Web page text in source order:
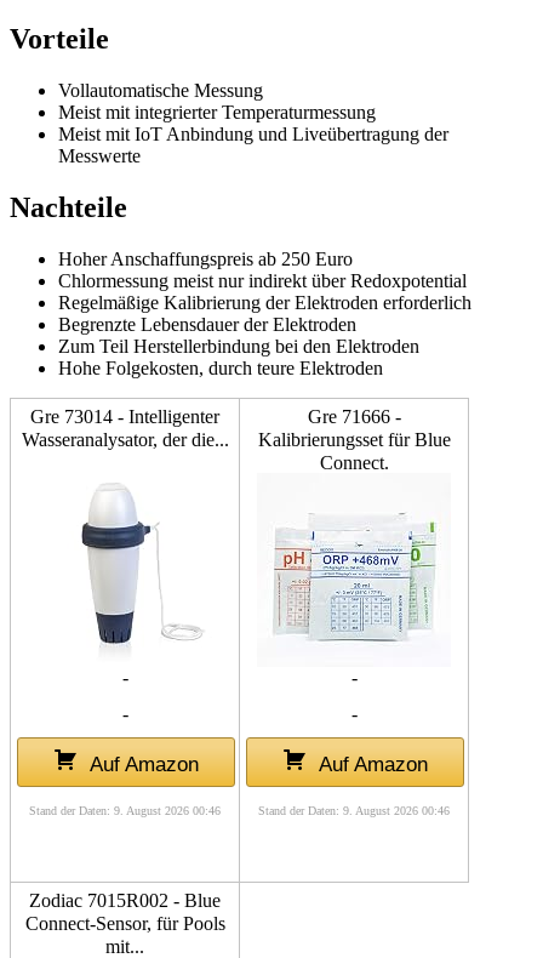
Vorteile
Vollautomatische Messung
Meist mit integrierter Temperaturmessung
Meist mit IoT Anbindung und Liveübertragung der
Messwerte
Nachteile
Hoher Anschaffungspreis ab 250 Euro
Chlormessung meist nur indirekt über Redoxpotential
Regelmäßige Kalibrierung der Elektroden erforderlich
Begrenzte Lebensdauer der Elektroden
Zum Teil Herstellerbindung bei den Elektroden
Hohe Folgekosten, durch teure Elektroden
Gre 73014 - Intelligenter
Wasseranalysator, der die...
-
-
Auf Amazon
Stand der Daten: 9. August 2026 00:46
Gre 71666 -
Kalibrierungsset für Blue
Connect.
-
-
Auf Amazon
Stand der Daten: 9. August 2026 00:46
Zodiac 7015R002 - Blue
Connect-Sensor, für Pools
mit...